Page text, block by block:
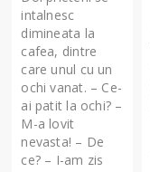
intalnesc
dimineata la
cafea, dintre
care unul cu un
ochi vanat. – Ce-
ai patit la ochi? –
M-a lovit
nevasta! – De
ce? – I-am zis